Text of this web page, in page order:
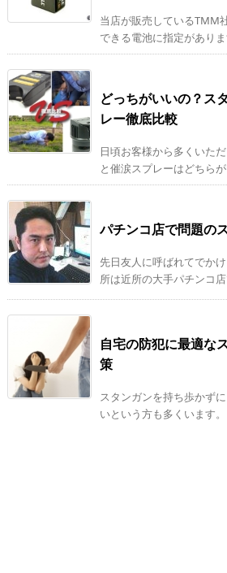
当店が販売しているTMM
できる電池に指定があり
どっちがいいの？ス
レー徹底比較
日頃お客様から多くいた
と催涙スプレーはどちら
パチンコ店で問題の
先日友人に呼ばれてでか
所は近所の大手パチンコ
自宅の防犯に最適な
策
スタンガンを持ち歩かず
いという方も多くいます